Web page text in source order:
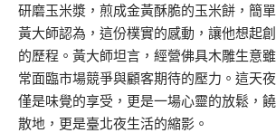
研磨玉米漿，煎成金黃酥脆的玉米餅，簡
黃大師認為，這份樸實的感動，讓他想起
的歷程。黃大師坦言，經營佛具木雕生意
常面臨市場競爭與顧客期待的壓力。這天
僅是味覺的享受，更是一場心靈的放鬆，
散地，更是臺北夜生活的縮影。